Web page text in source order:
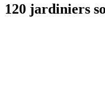
120 jardiniers